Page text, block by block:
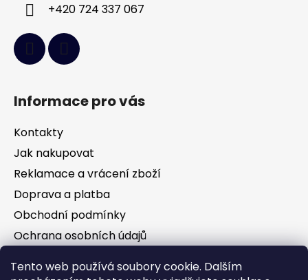
Tento web používá soubory cookie. Dalším
+420 724 337 067
Informace pro vás
Kontakty
Jak nakupovat
Reklamace a vrácení zboží
Doprava a platba
Obchodní podmínky
Ochrana osobních údajů